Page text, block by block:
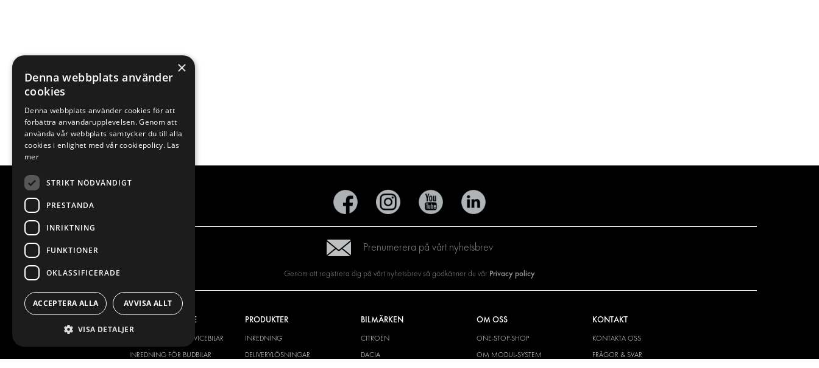
Prenumerera på vårt nyhetsbrev
Genom att registrera dig på vårt nyhetsbrev så godkänner du vår Privacy policy
VÅRT ERBJUDANDE
INREDNING FÖR SERVICEBILAR
INREDNING FÖR BUDBILAR
PRODUKTER
INREDNING
DELIVERYLÖSNINGAR
BILMÄRKEN
CITROËN
DACIA
OM OSS
ONE-STOP-SHOP
OM MODUL-SYSTEM
KONTAKT
KONTAKTA OSS
FRÅGOR & SVAR
×
Denna webbplats använder
cookies
Denna webbplats använder cookies för att
förbättra användarupplevelsen. Genom att
använda vår webbplats samtycker du till alla
cookies i enlighet med vår cookiepolicy. Läs
mer
STRIKT NÖDVÄNDIGT
PRESTANDA
INRIKTNING
FUNKTIONER
OKLASSIFICERADE
ACCEPTERA ALLA AVVISA ALLT
VISA DETALJER